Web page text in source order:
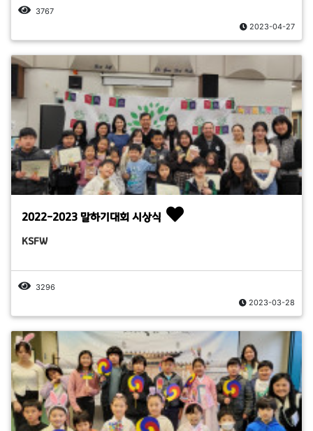
3767
2023-04-27
2022-2023 말하기대회 시상식
KSFW
3296
2023-03-28